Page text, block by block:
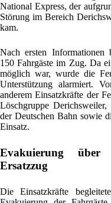
National Express, der
Störung im Bereich
kam.
Nach ersten Informationen
150 Fahrgäste im Zug. Da
möglich war, wurde die
Unterstützung alarmiert.
anderem Einsatzkräfte der
Löschgruppe
der Deutschen Bahn sowie
Einsatz.
Evakuierung über
Ersatzzug
Die Einsatzkräfte